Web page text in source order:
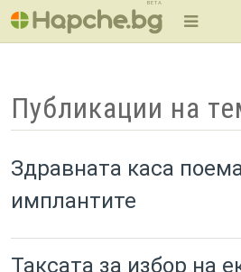
BETA
Публикации на
Здравната каса
имплантите
Таксата за избор на